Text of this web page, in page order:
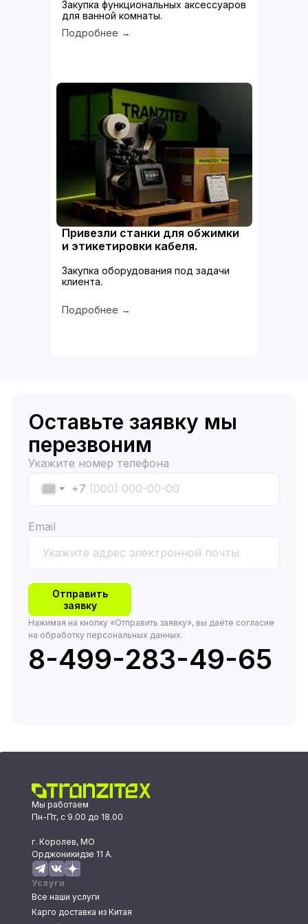
Закупка функциональных аксессуаров
для ванной комнаты.
Подробнее →
Привезли станки для обжимки
и этикетировки кабеля.
Закупка оборудования под задачи
клиента.
Подробнее →
Оставьте заявку мы
перезвоним
Укажите номер телефона
+7
Email
Отправить
заявку
Нажимая на кнопку «Отправить заявку», вы даёте согласие
на обработку персональных данных.
8-499-283-49-65
Мы работаем
Пн-Пт, с 9.00 до 18.00
г. Королев, МО
Орджоникидзе 11 А.
Услуги
Все наши услуги
Карго доставка из Китая